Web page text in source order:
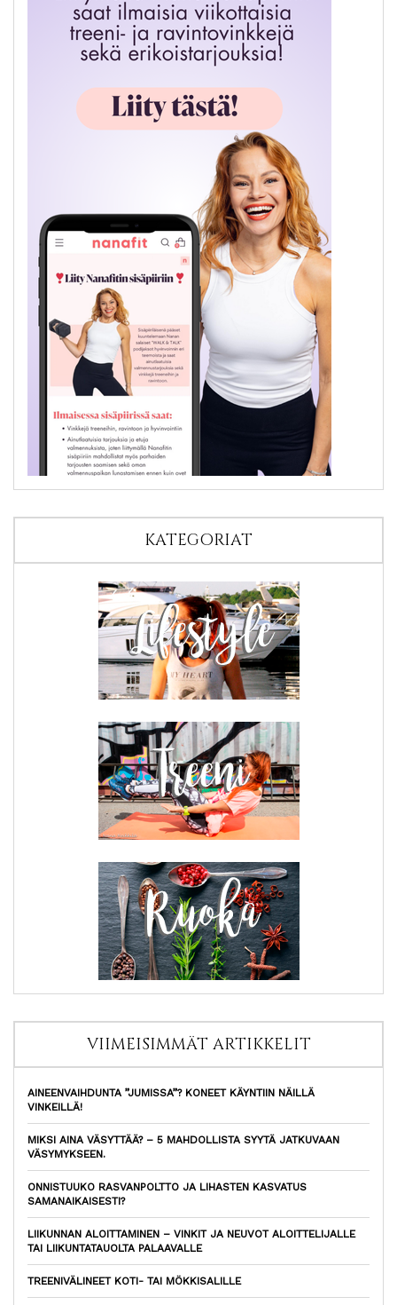
KATEGORIAT
VIIMEISIMMÄT ARTIKKELIT
AINEENVAIHDUNTA ”JUMISSA”? KONEET KÄYNTIIN NÄILLÄ
VINKEILLÄ!
MIKSI AINA VÄSYTTÄÄ? – 5 MAHDOLLISTA SYYTÄ JATKUVAAN
VÄSYMYKSEEN.
ONNISTUUKO RASVANPOLTTO JA LIHASTEN KASVATUS
SAMANAIKAISESTI?
LIIKUNNAN ALOITTAMINEN – VINKIT JA NEUVOT ALOITTELIJALLE
TAI LIIKUNTATAUOLTA PALAAVALLE
TREENIVÄLINEET KOTI- TAI MÖKKISALILLE